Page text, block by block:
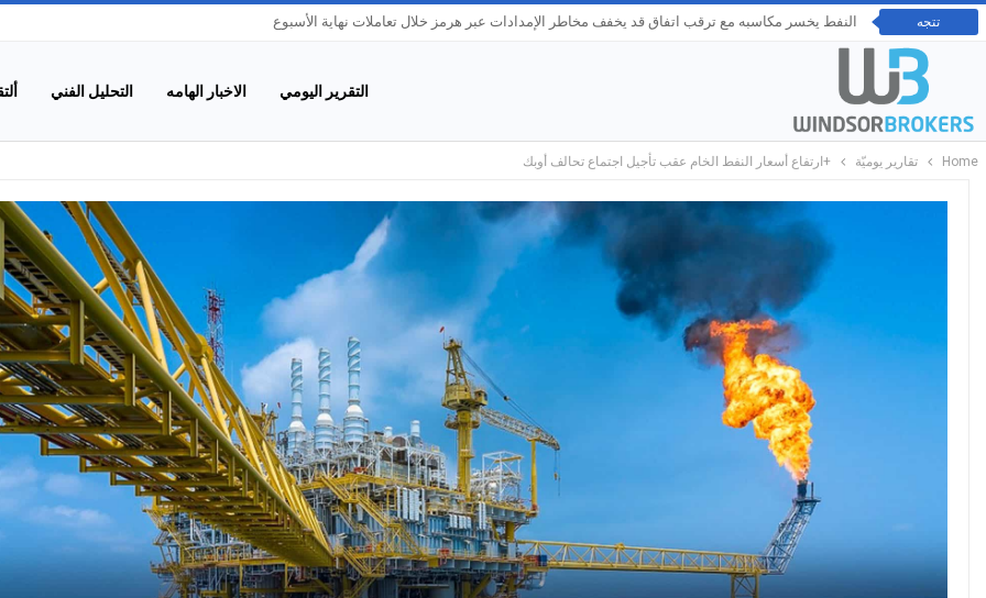
تتجه النفط يخسر مكاسبه مع ترقب اتفاق قد يخفف مخاطر الإمدادات عبر هرمز خلال تعاملات نهاية الأسبوع
التقرير اليومي الاخبار الهامه التحليل الفني
Home تقارير يوميّة +ارتفاع أسعار النفط الخام عقب تأجيل اجتماع تحالف أوبك